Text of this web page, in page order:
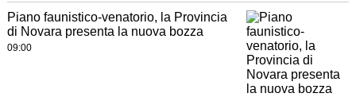
Piano faunistico-venatorio, la Provincia
di Novara presenta la nuova bozza
09:00